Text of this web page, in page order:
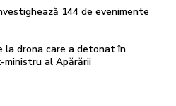
144 de evenimente
drona care a detonat în
ministru al Apărării